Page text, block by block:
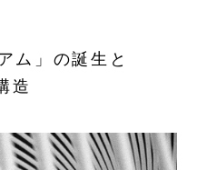
ム」の誕生と
造